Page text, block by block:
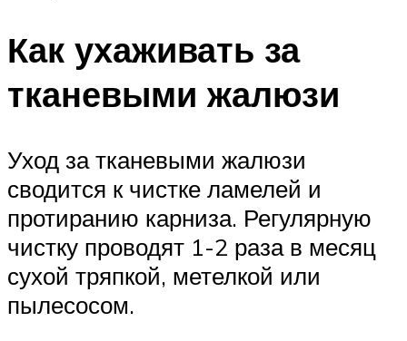
Как ухаживать за
тканевыми жалюзи
Уход за тканевыми жалюзи
сводится к чистке ламелей и
протиранию карниза. Регулярную
чистку проводят 1-2 раза в месяц
сухой тряпкой, метелкой или
пылесосом.